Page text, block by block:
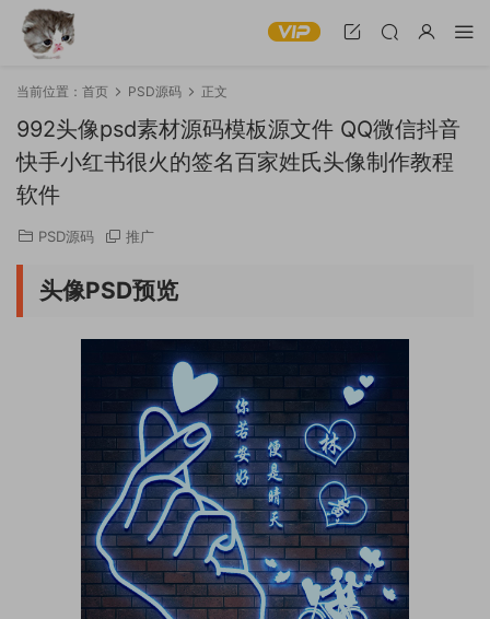
当前位置： 首页 PSD源码 正文
992头像psd素材源码模板源文件 QQ微信抖音
快手小红书很火的签名百家姓氏头像制作教程
软件
PSD源码 推广
头像PSD预览